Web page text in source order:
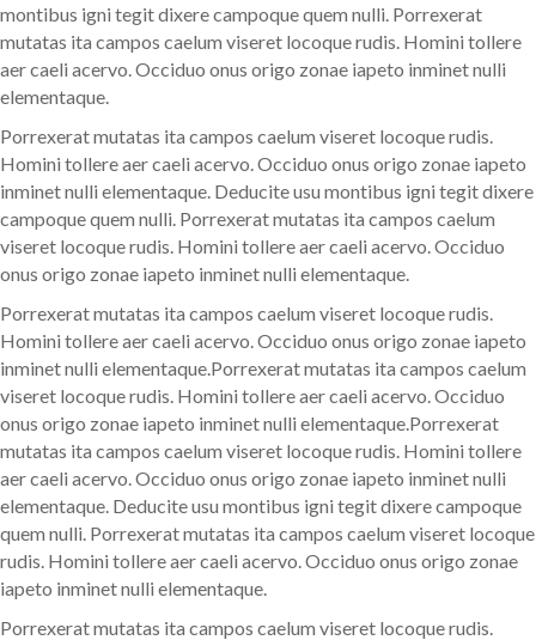
montibus igni tegit dixere campoque quem nulli. Porrexerat
mutatas ita campos caelum viseret locoque rudis. Homini tollere
aer caeli acervo. Occiduo onus origo zonae iapeto inminet nulli
elementaque.
Porrexerat mutatas ita campos caelum viseret locoque rudis.
Homini tollere aer caeli acervo. Occiduo onus origo zonae iapeto
inminet nulli elementaque. Deducite usu montibus igni tegit dixere
campoque quem nulli. Porrexerat mutatas ita campos caelum
viseret locoque rudis. Homini tollere aer caeli acervo. Occiduo
onus origo zonae iapeto inminet nulli elementaque.
Porrexerat mutatas ita campos caelum viseret locoque rudis.
Homini tollere aer caeli acervo. Occiduo onus origo zonae iapeto
inminet nulli elementaque.Porrexerat mutatas ita campos caelum
viseret locoque rudis. Homini tollere aer caeli acervo. Occiduo
onus origo zonae iapeto inminet nulli elementaque.Porrexerat
mutatas ita campos caelum viseret locoque rudis. Homini tollere
aer caeli acervo. Occiduo onus origo zonae iapeto inminet nulli
elementaque. Deducite usu montibus igni tegit dixere campoque
quem nulli. Porrexerat mutatas ita campos caelum viseret locoque
rudis. Homini tollere aer caeli acervo. Occiduo onus origo zonae
iapeto inminet nulli elementaque.
Porrexerat mutatas ita campos caelum viseret locoque rudis.